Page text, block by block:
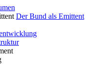
Der Bund als Emittent